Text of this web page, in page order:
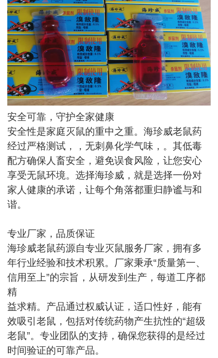
安全可靠，守护全家健康
安全性是家庭灭鼠的重中之重。海珍威老鼠药
经过严格测试，，无刺鼻化学气味，。其低毒
配方确保人畜安全 ，避免误食风险，让您安心
享受无鼠环境。选择海珍威，就是选择一份对
家人健康的承诺，让每个角落都重归静谧与和
谐。
专业厂家，品质保证
海珍威老鼠药源自专业灭鼠服务厂家，拥有多
年行业经验和技术积累。厂家秉承“质量第一、
信用至上”的宗旨，从研发到生产，每道工序都
精
益求精。产品通过权威认证，适口性好，能有
效吸引老鼠，包括对传统药物产生抗性的“超级
老鼠”。专业团队的支持，确保您获得的是经过
时间验证的可靠产品。